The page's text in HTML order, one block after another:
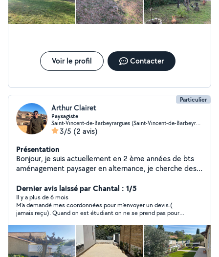
Voir le profil Contacter
Particulier
Arthur Clairet
Paysagiste
Saint-Vincent-de-Barbeyrargues (Saint-Vincent-de-Barbeyrargues)
3/5 (2 avis)
Présentation
Bonjour, je suis actuellement en 2 ème années de bts
aménagement paysager en alternance, je cherche des
alentours pour compléter mes fins de journées et mes
week-ends ( entretient de jardin, petit élagage et
création de jardin )
Dernier avis laissé par Chantal : 1/5
Il y a plus de 6 mois
M’a demandé mes coordonnées pour m’envoyer un devis.(
jamais reçu). Quand on est étudiant on ne se prend pas pour